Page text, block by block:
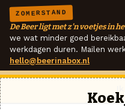
ZOMERSTAND
De Beer ligt met z'n voetjes in
we wat minder goed
werkdagen duren. Mailen
hello@beerinabox.nl